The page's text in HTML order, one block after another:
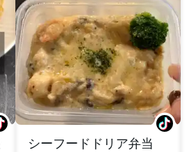
シーフードドリア弁当